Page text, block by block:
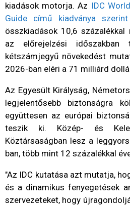
kiadások motorja. Az IDC
Guide című kiadványa szerint
összkiadások 10,6 százalékkal
az előrejelzési időszakban
kétszámjegyű növekedést
2026-ban eléri a 71 milliárd
Az Egyesült Királyság,
legjelentősebb biztonságra
együttesen az európai
teszik ki. Közép- és
Köztársaságban lesz a
ban, több mint 12 százalékkal
"Az IDC kutatása azt mutatja,
és a dinamikus fenyegetések
szervezeteket, hogy